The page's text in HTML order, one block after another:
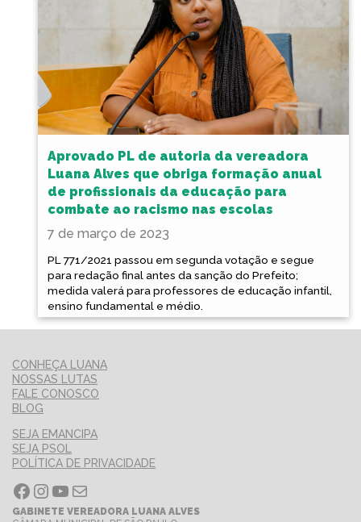
Aprovado PL de autoria da vereadora
Luana Alves que obriga formação anual
de profissionais da educação para
combate ao racismo nas escolas
7 de março de 2023
PL 771/2021 passou em segunda votação e segue
para redação final antes da sanção do Prefeito;
medida valerá para professores de educação infantil,
ensino fundamental e médio.
CONHEÇA LUANA
NOSSAS LUTAS
FALE CONOSCO
BLOG
SEJA EMANCIPA
SEJA PSOL
POLÍTICA DE PRIVACIDADE
Facebook InstagramYoutube E-mail
GABINETE VEREADORA LUANA ALVES